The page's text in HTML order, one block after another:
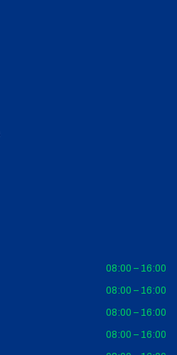
08:00 – 16:00
08:00 – 16:00
08:00 – 16:00
08:00 – 16:00